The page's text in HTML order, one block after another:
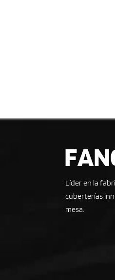
Líder en la
cuberterías
mesa.